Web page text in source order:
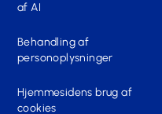
af AI
Behandling af
personoplysninger
Hjemmesidens brug af
cookies